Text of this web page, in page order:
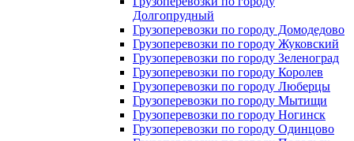
Долгопрудный
Грузоперевозки по городу Домодедово
Грузоперевозки по городу Жуковский
Грузоперевозки по городу Зеленоград
Грузоперевозки по городу Королев
Грузоперевозки по городу Люберцы
Грузоперевозки по городу Мытищи
Грузоперевозки по городу Ногинск
Грузоперевозки по городу Одинцово